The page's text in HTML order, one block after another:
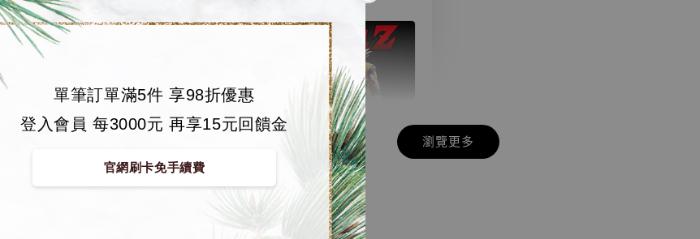
單筆訂單滿5件 享98折優惠
登入會員 每3000元 再享15元回饋金
官網刷卡免手續費
【店內現貨】七龍珠
系列蒐藏雕像 悟空
鳥山明紀念款 [奇蹟
瀏覽更多
🏝【無人島玩具】